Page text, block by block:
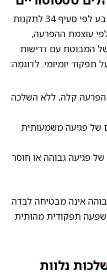
השיעור של הנכות הנפשית נקבע לפי סעיף 34 לתקנות
עוצמת ההפרעה,
המבוטח עם דרישות
יומיומי. לדוגמה:
הפרעה קלה, ללא השלכה
של פגיעה משמעותית
במצב של פגיעה גבוהה או חוסר
אינה מבטיחה לבדה
תפקודית מהותית
נלוות